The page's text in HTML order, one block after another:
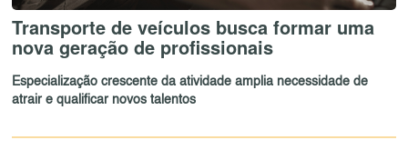
Transporte de veículos busca formar uma
nova geração de profissionais
Especialização crescente da atividade amplia necessidade de
atrair e qualificar novos talentos